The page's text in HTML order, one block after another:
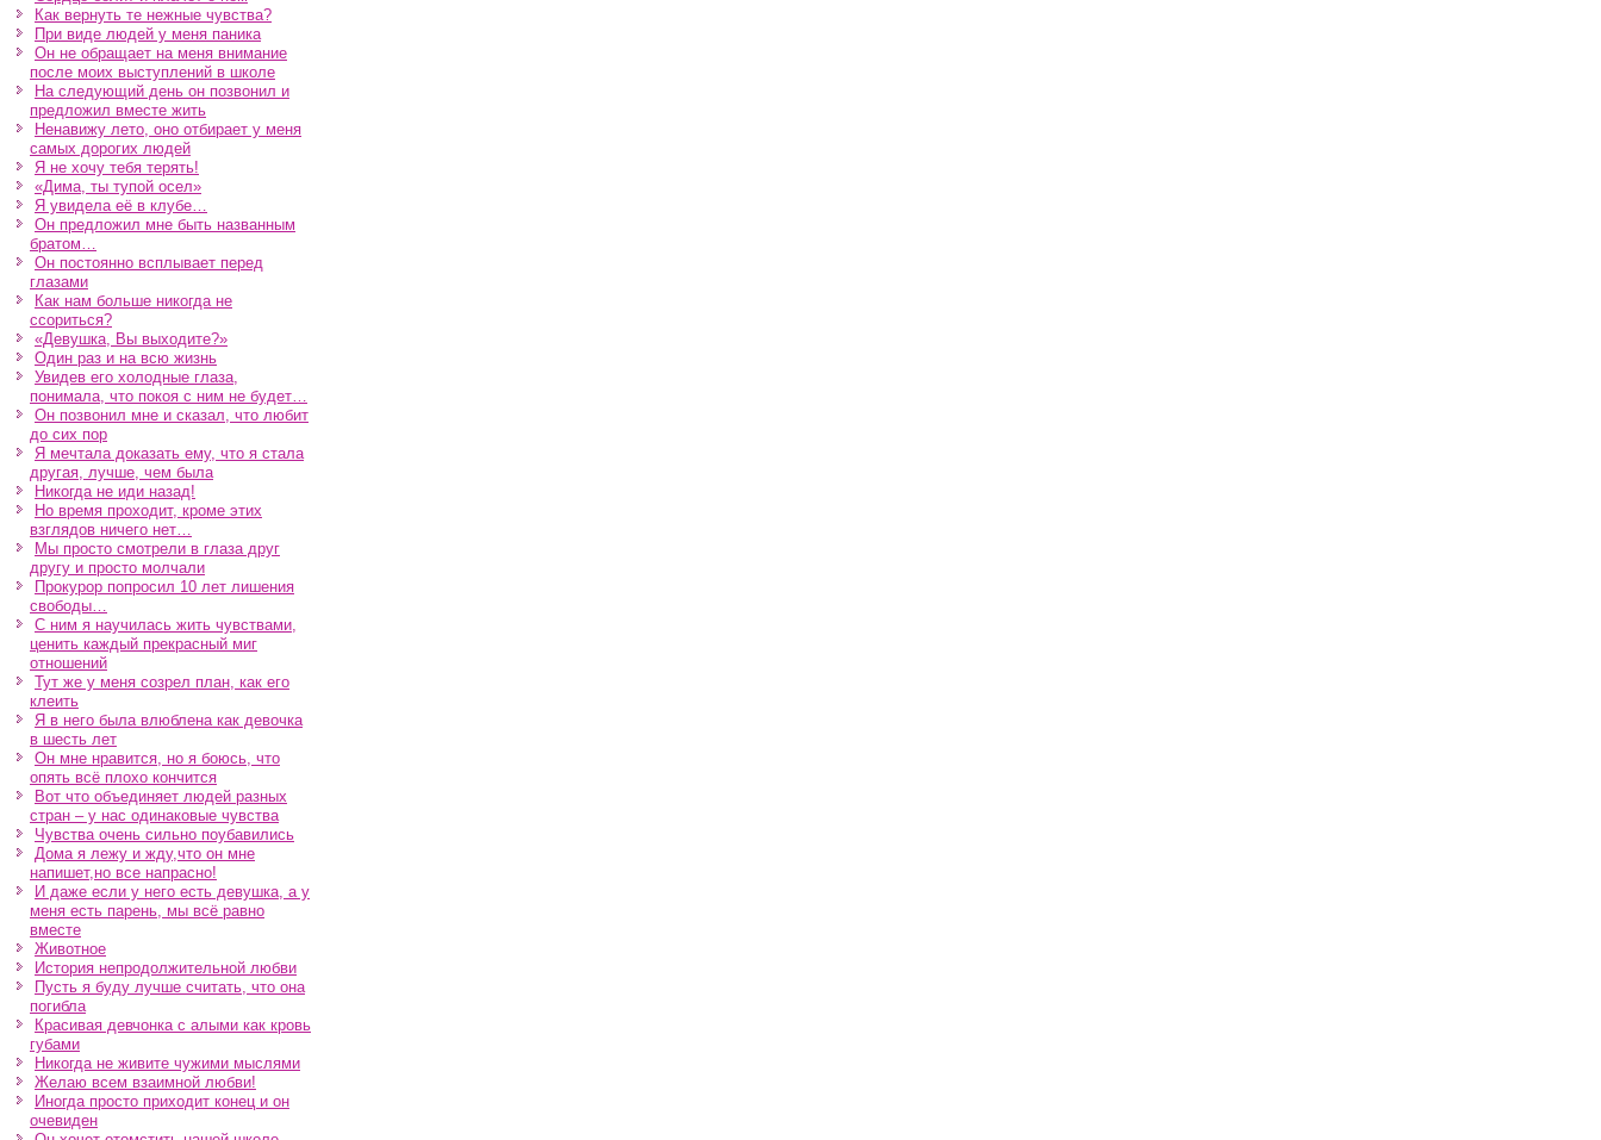
Как вернуть те нежные чувства?
При виде людей у меня паника
Он не обращает на меня внимание
после моих выступлений в школе
На следующий день он позвонил и
предложил вместе жить
Ненавижу лето, оно отбирает у меня
самых дорогих людей
Я не хочу тебя терять!
«Дима, ты тупой осел»
Я увидела её в клубе…
Он предложил мне быть названным
братом…
Он постоянно всплывает перед
глазами
Как нам больше никогда не
ссориться?
«Девушка, Вы выходите?»
Один раз и на всю жизнь
Увидев его холодные глаза,
понимала, что покоя с ним не будет…
Он позвонил мне и сказал, что любит
до сих пор
Я мечтала доказать ему, что я стала
другая, лучше, чем была
Никогда не иди назад!
Но время проходит, кроме этих
взглядов ничего нет…
Мы просто смотрели в глаза друг
другу и просто молчали
Прокурор попросил 10 лет лишения
свободы…
С ним я научилась жить чувствами,
ценить каждый прекрасный миг
отношений
Тут же у меня созрел план, как его
клеить
Я в него была влюблена как девочка
в шесть лет
Он мне нравится, но я боюсь, что
опять всё плохо кончится
Вот что объединяет людей разных
стран – у нас одинаковые чувства
Чувства очень сильно поубавились
Дома я лежу и жду,что он мне
напишет,но все напрасно!
И даже если у него есть девушка, а у
меня есть парень, мы всё равно
вместе
Животное
История непродолжительной любви
Пусть я буду лучше считать, что она
погибла
Красивая девчонка с алыми как кровь
губами
Никогда не живите чужими мыслями
Желаю всем взаимной любви!
Иногда просто приходит конец и он
очевиден